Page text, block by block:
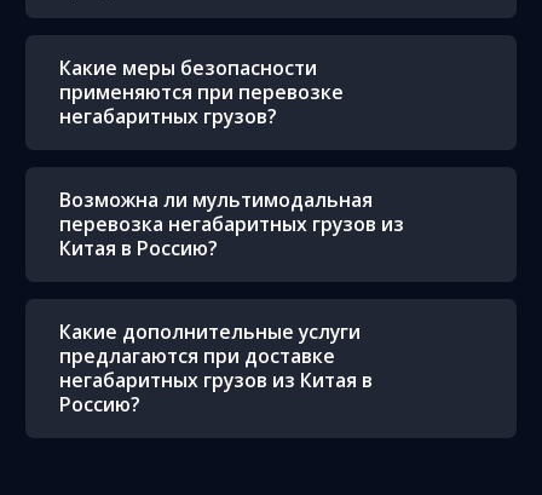
Какие меры безопасности
применяются при перевозке
негабаритных грузов?
Возможна ли мультимодальная
перевозка негабаритных грузов из
Китая в Россию?
Какие дополнительные услуги
предлагаются при доставке
негабаритных грузов из Китая в
Россию?